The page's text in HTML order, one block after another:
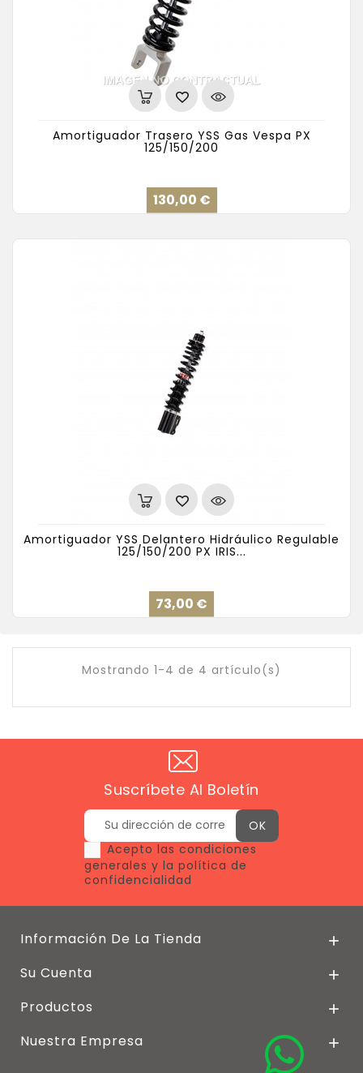
Amortiguador Trasero YSS Gas Vespa PX
125/150/200
130,00 €
Amortiguador YSS Delantero Hidráulico Regulable
125/150/200 PX IRIS...
73,00 €
Mostrando 1-4 de 4 artículo(s)
Suscríbete Al Boletín
Acepto las condiciones
generales y la política de
confidencialidad
Información De La Tienda 
Su Cuenta 
Productos 
Nuestra Empresa 